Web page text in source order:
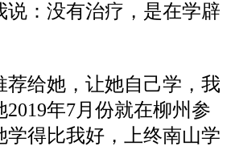
说：没有治疗，是在学辟
荐给她，让她自己学，我
年7月份就在柳州参
学得比我好，上终南山学